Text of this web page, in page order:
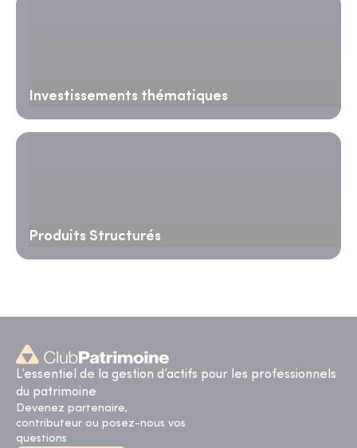
Investissements thématiques
Produits Structurés
L’essentiel de la gestion d’actifs pour les professionnels
du patrimoine
Devenez partenaire,
contributeur ou posez-nous vos
questions